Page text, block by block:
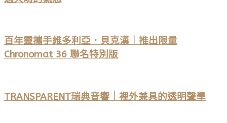
百年靈攜手維多利亞．貝克漢｜推出限量
Chronomat 36 聯名特別版
TRANSPARENT瑞典音響｜裡外兼具的透明聲學